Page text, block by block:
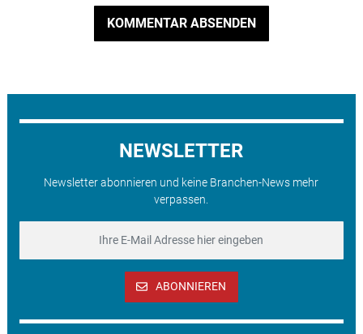
KOMMENTAR ABSENDEN
NEWSLETTER
Newsletter abonnieren und keine Branchen-News mehr
verpassen.
ABONNIEREN